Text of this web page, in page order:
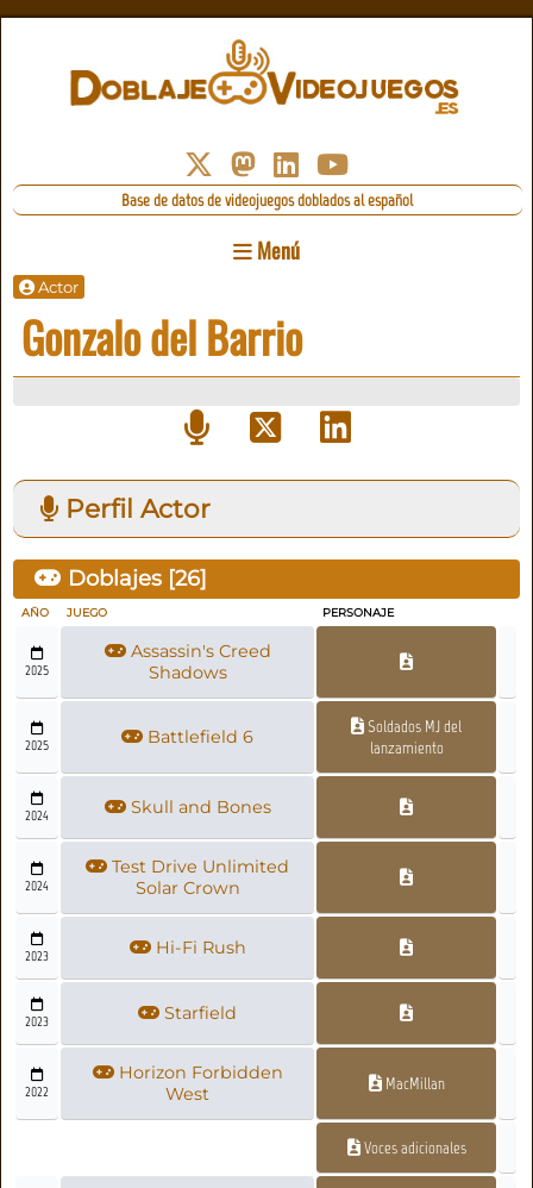
Base de datos de videojuegos doblados al español
Menú
Actor
Gonzalo del Barrio
Perfil Actor
Doblajes [26]
AÑO JUEGO PERSONAJE
2025
Assassin's Creed
Shadows
2025 Battlefield 6
Soldados MJ del
lanzamiento
2024 Skull and Bones
2024
Test Drive Unlimited
Solar Crown
2023 Hi-Fi Rush
2023 Starfield
2022
Horizon Forbidden
West
MacMillan
Voces adicionales